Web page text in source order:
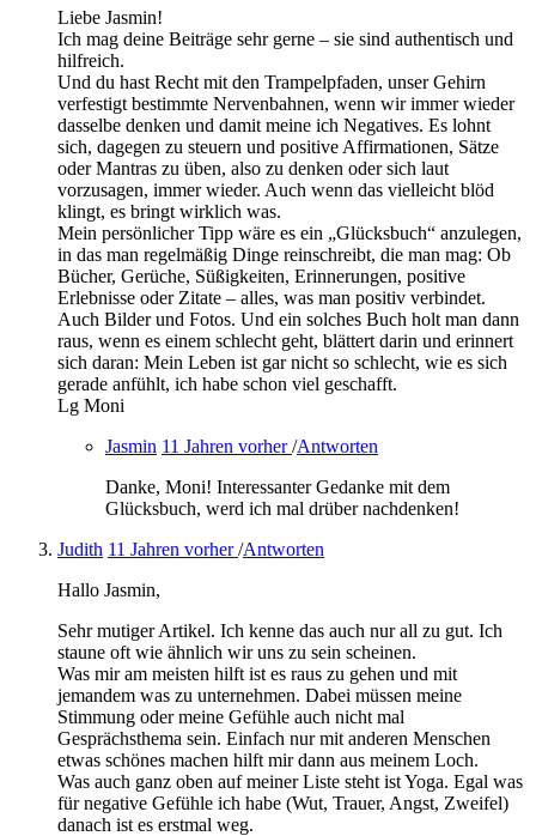
Liebe Jasmin!
Ich mag deine Beiträge sehr gerne – sie sind authentisch und
hilfreich.
Und du hast Recht mit den Trampelpfaden, unser Gehirn
verfestigt bestimmte Nervenbahnen, wenn wir immer wieder
dasselbe denken und damit meine ich Negatives. Es lohnt
sich, dagegen zu steuern und positive Affirmationen, Sätze
oder Mantras zu üben, also zu denken oder sich laut
vorzusagen, immer wieder. Auch wenn das vielleicht blöd
klingt, es bringt wirklich was.
Mein persönlicher Tipp wäre es ein „Glücksbuch“ anzulegen,
in das man regelmäßig Dinge reinschreibt, die man mag: Ob
Bücher, Gerüche, Süßigkeiten, Erinnerungen, positive
Erlebnisse oder Zitate – alles, was man positiv verbindet.
Auch Bilder und Fotos. Und ein solches Buch holt man dann
raus, wenn es einem schlecht geht, blättert darin und erinnert
sich daran: Mein Leben ist gar nicht so schlecht, wie es sich
gerade anfühlt, ich habe schon viel geschafft.
Lg Moni
Jasmin 11 Jahren vorher/Antworten
Danke, Moni! Interessanter Gedanke mit dem
Glücksbuch, werd ich mal drüber nachdenken!
Judith 11 Jahren vorher/Antworten
Hallo Jasmin,
Sehr mutiger Artikel. Ich kenne das auch nur all zu gut. Ich
staune oft wie ähnlich wir uns zu sein scheinen.
Was mir am meisten hilft ist es raus zu gehen und mit
jemandem was zu unternehmen. Dabei müssen meine
Stimmung oder meine Gefühle auch nicht mal
Gesprächsthema sein. Einfach nur mit anderen Menschen
etwas schönes machen hilft mir dann aus meinem Loch.
Was auch ganz oben auf meiner Liste steht ist Yoga. Egal was
für negative Gefühle ich habe (Wut, Trauer, Angst, Zweifel)
danach ist es erstmal weg.